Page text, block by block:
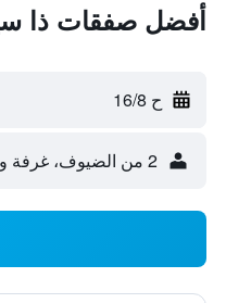
أفضل صفقات ذا
ح 16/8
2 من الضيوف، غرفة واحدة